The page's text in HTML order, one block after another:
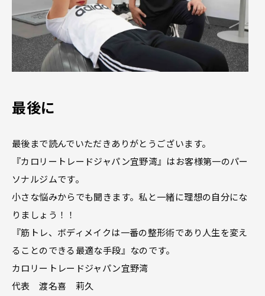
最後に
最後まで読んでいただきありがとうございます。
『カロリートレードジャパン宜野湾』はお客様第一のパー
ソナルジムです。
小さな悩みからでも聞きます。私と一緒に理想の自分にな
りましょう！！
『筋トレ、ボディメイクは一番の整形術であり人生を変え
ることのできる最適な手段』なのです。
カロリートレードジャパン宜野湾
代表 渡名喜 莉久